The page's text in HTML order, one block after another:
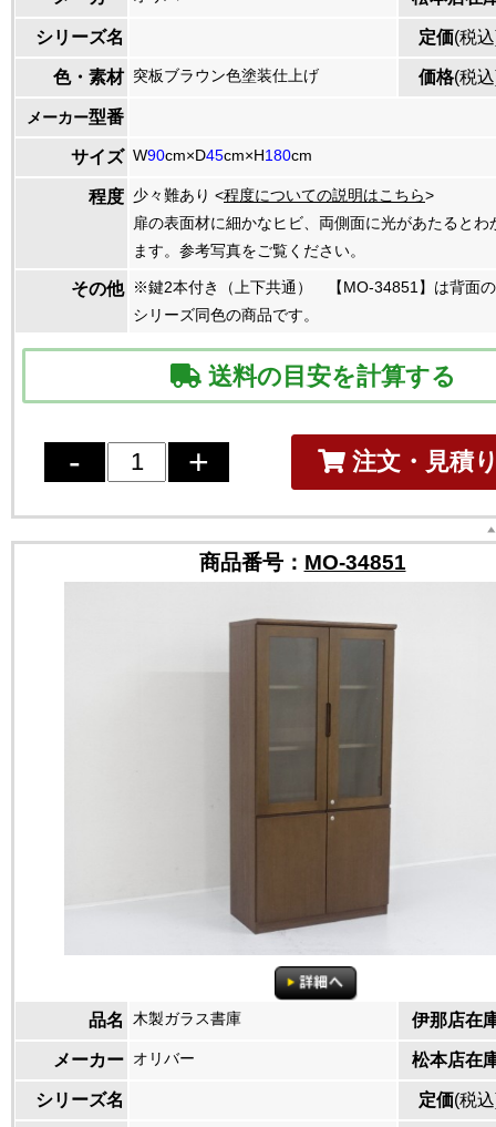
シリーズ名 定価(税
色・素材 突板ブラウン色塗装仕上げ 価格(税
メーカー型番
サイズ W90cm×D45cm×H180cm
程度 少々難あり <程度についての説明はこちら>
扉の表面材に細かなヒビ、両側面に光があたるとわ
ます。参考写真をご覧ください。
その他
※鍵2本付き（上下共通） 【MO-34851】は背面
シリーズ同色の商品です。
送料の目安を計算する
注文・見積
商品番号： MO-34851
品名 木製ガラス書庫 伊那店在
メーカー オリバー 松本店在
シリーズ名 定価(税